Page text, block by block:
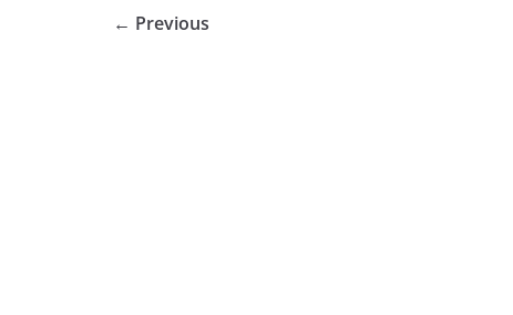
← Previous